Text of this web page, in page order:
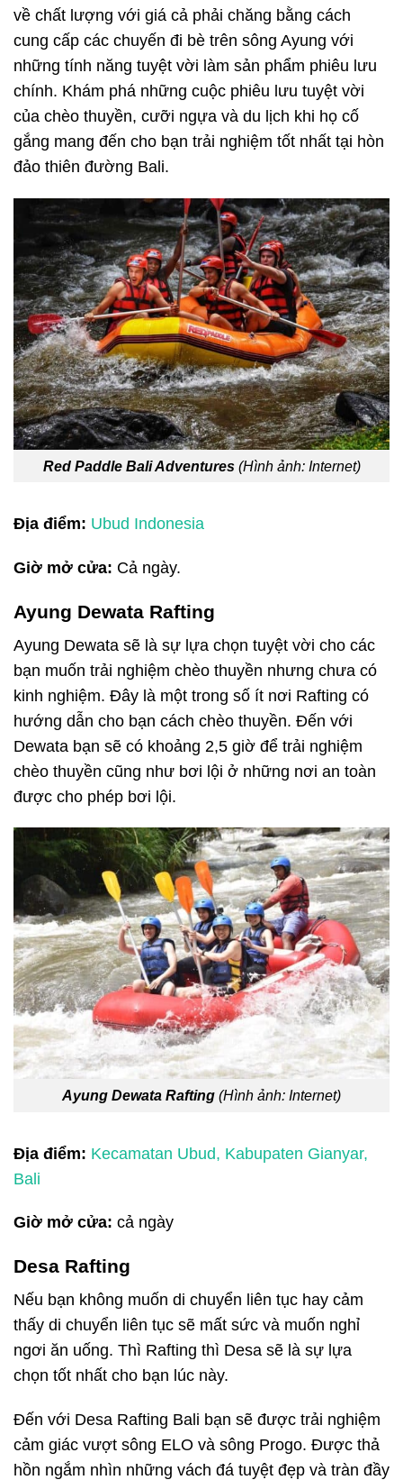
về chất lượng với giá cả phải chăng bằng cách
cung cấp các chuyến đi bè trên sông Ayung với
những tính năng tuyệt vời làm sản phẩm phiêu lưu
chính. Khám phá những cuộc phiêu lưu tuyệt vời
của chèo thuyền, cưỡi ngựa và du lịch khi họ cố
gắng mang đến cho bạn trải nghiệm tốt nhất tại hòn
đảo thiên đường Bali.
Red Paddle Bali Adventures (Hình ảnh: Internet)
Địa điểm: Ubud Indonesia
Giờ mở cửa: Cả ngày.
Ayung Dewata Rafting
Ayung Dewata sẽ là sự lựa chọn tuyệt vời cho các
bạn muốn trải nghiệm chèo thuyền nhưng chưa có
kinh nghiệm. Đây là một trong số ít nơi Rafting có
hướng dẫn cho bạn cách chèo thuyền. Đến với
Dewata bạn sẽ có khoảng 2,5 giờ để trải nghiệm
chèo thuyền cũng như bơi lội ở những nơi an toàn
được cho phép bơi lội.
Ayung Dewata Rafting (Hình ảnh: Internet)
Địa điểm: Kecamatan Ubud, Kabupaten Gianyar,
Bali
Giờ mở cửa: cả ngày
Desa Rafting
Nếu bạn không muốn di chuyển liên tục hay cảm
thấy di chuyển liên tục sẽ mất sức và muốn nghỉ
ngơi ăn uống. Thì Rafting thì Desa sẽ là sự lựa
chọn tốt nhất cho bạn lúc này.
Đến với Desa Rafting Bali bạn sẽ được trải nghiệm
cảm giác vượt sông ELO và sông Progo. Được thả
hồn ngắm nhìn những vách đá tuyệt đẹp và tràn đầy